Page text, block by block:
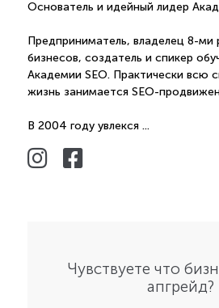
Основатель и идейный лидер
Предприниматель, владелец 8-
бизнесов, создатель и спикер
Академии SEO. Практически всю
жизнь занимается SEO-
В 2004 году увлекся ...
Чувствуете что
апгрейд?